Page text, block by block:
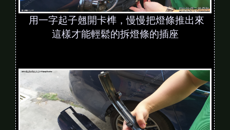
用一字起子翹開卡榫，慢慢把燈條推出來
這樣才能輕鬆的拆燈條的插座